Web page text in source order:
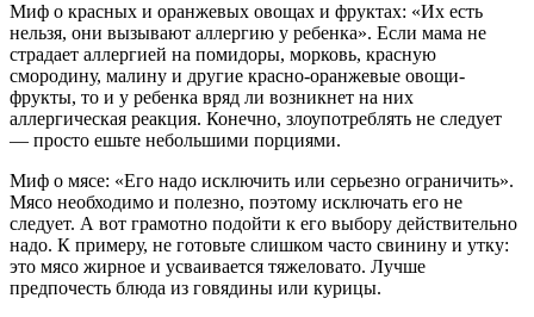
Миф о красных и оранжевых овощах и фруктах: «Их есть
нельзя, они вызывают аллергию у ребенка». Если мама не
страдает аллергией на помидоры, морковь, красную
смородину, малину и другие красно-оранжевые овощи-
фрукты, то и у ребенка вряд ли возникнет на них
аллергическая реакция. Конечно, злоупотреблять не следует
— просто ешьте небольшими порциями.
Миф о мясе: «Его надо исключить или серьезно ограничить».
Мясо необходимо и полезно, поэтому исключать его не
следует. А вот грамотно подойти к его выбору действительно
надо. К примеру, не готовьте слишком часто свинину и утку:
это мясо жирное и усваивается тяжеловато. Лучше
предпочесть блюда из говядины или курицы.